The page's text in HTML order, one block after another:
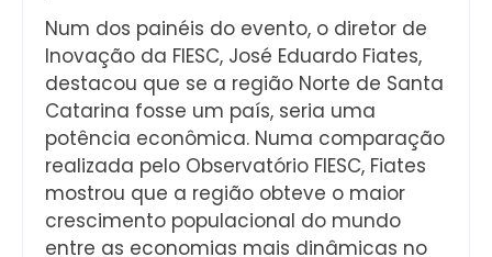
Num dos painéis do evento, o diretor de
Inovação da FIESC, José Eduardo Fiates,
destacou que se a região Norte de Santa
Catarina fosse um país, seria uma
potência econômica. Numa comparação
realizada pelo Observatório FIESC, Fiates
mostrou que a região obteve o maior
crescimento populacional do mundo
entre as economias mais dinâmicas no